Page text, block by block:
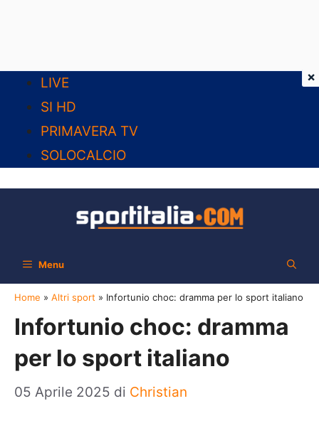
contenuto
LIVE
SI HD
PRIMAVERA TV
SOLOCALCIO
Menu
Home » Altri sport » Infortunio choc: dramma per lo sport italiano
Infortunio choc: dramma
per lo sport italiano
05 Aprile 2025 di Christian
×